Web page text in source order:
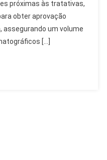
próximas às tratativas,
obter aprovação
assegurando um volume
[…]